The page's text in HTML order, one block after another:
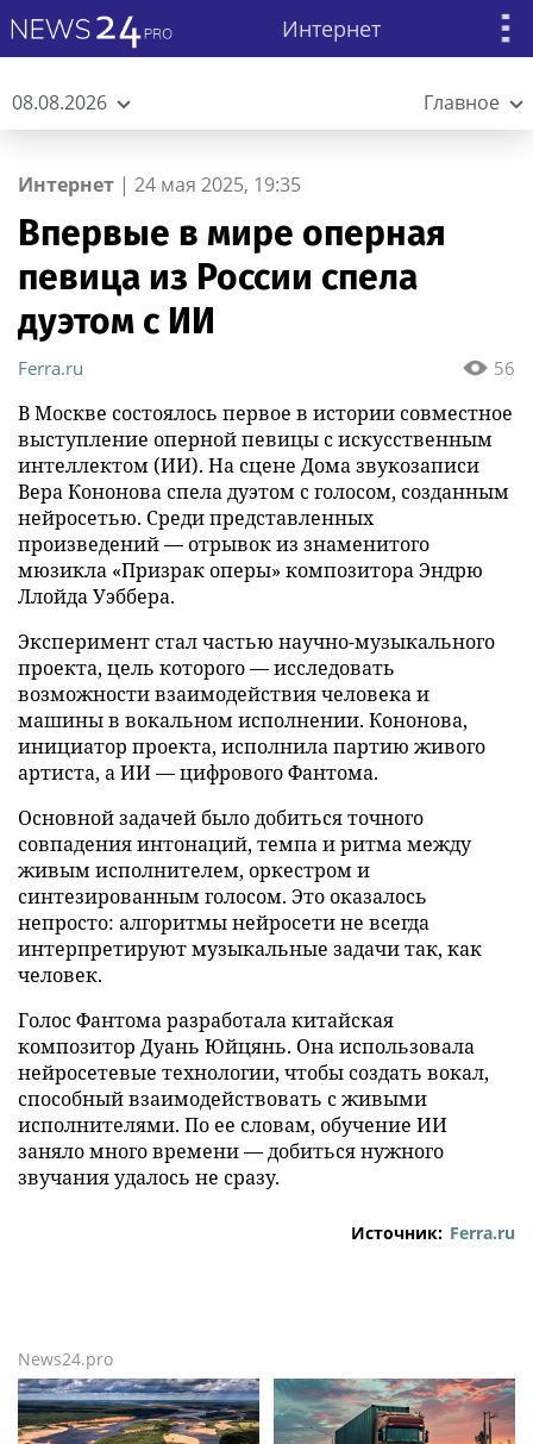
Интернет
08.08.2026 Главное
Интернет | 24 мая 2025, 19:35
Впервые в мире оперная
певица из России спела
дуэтом с ИИ
56
Ferra.ru
В Москве состоялось первое в истории совместное
выступление оперной певицы с искусственным
интеллектом (ИИ). На сцене Дома звукозаписи
Вера Кононова спела дуэтом с голосом, созданным
нейросетью. Среди представленных
произведений — отрывок из знаменитого
мюзикла «Призрак оперы» композитора Эндрю
Ллойда Уэббера.
Эксперимент стал частью научно-музыкального
проекта, цель которого — исследовать
возможности взаимодействия человека и
машины в вокальном исполнении. Кононова,
инициатор проекта, исполнила партию живого
артиста, а ИИ — цифрового Фантома.
Основной задачей было добиться точного
совпадения интонаций, темпа и ритма между
живым исполнителем, оркестром и
синтезированным голосом. Это оказалось
непросто: алгоритмы нейросети не всегда
интерпретируют музыкальные задачи так, как
человек.
Голос Фантома разработала китайская
композитор Дуань Юйцянь. Она использовала
нейросетевые технологии, чтобы создать вокал,
способный взаимодействовать с живыми
исполнителями. По ее словам, обучение ИИ
заняло много времени — добиться нужного
звучания удалось не сразу.
Источник: Ferra.ru
News24.pro